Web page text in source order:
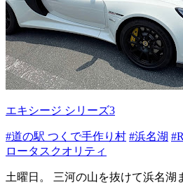
エキシージ シリーズ3
#道の駅 つくで手作り村 #浜名湖
ロータスクオリティ
土曜日。 三河の山を抜けて浜名湖